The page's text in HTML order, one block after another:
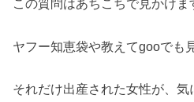
この質問はあちこちで見かけま
ヤフー知恵袋や教えてgooでも
それだけ出産された女性が、